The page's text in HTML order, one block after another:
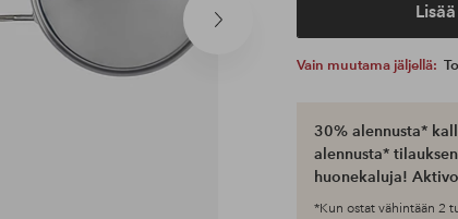
Seuraava
Vain muutama jäljellä:
30% alennusta*
alennusta*
huonekaluja!
*Kun ostat vähintään 2